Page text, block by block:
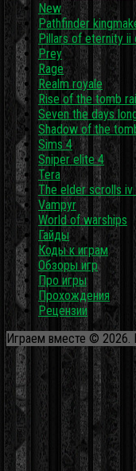
New
Pathfinder
Pillars of eternity ii
Prey
Rage
Realm royale
Rise of the tomb
Seven the days
Shadow of the
Sims 4
Sniper elite 4
Tera
The elder scrolls iv
Vampyr
World of warships
Гайды
Коды к играм
Обзоры игр
Про игры
Прохождения
Рецензии
Играем вместе © 2026.